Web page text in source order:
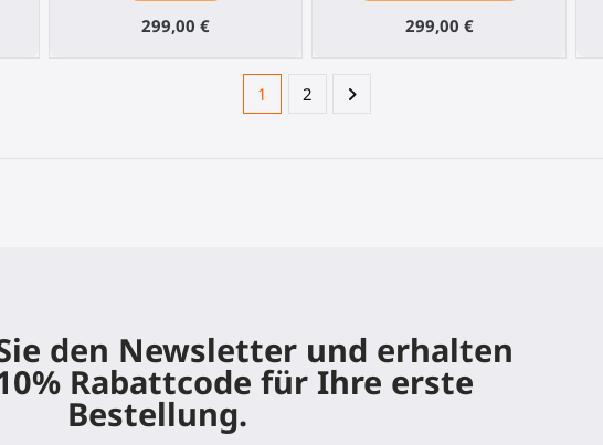
299,00 € 299,00 €
1 2
den Newsletter und erhalten
Rabattcode für Ihre erste
Bestellung.